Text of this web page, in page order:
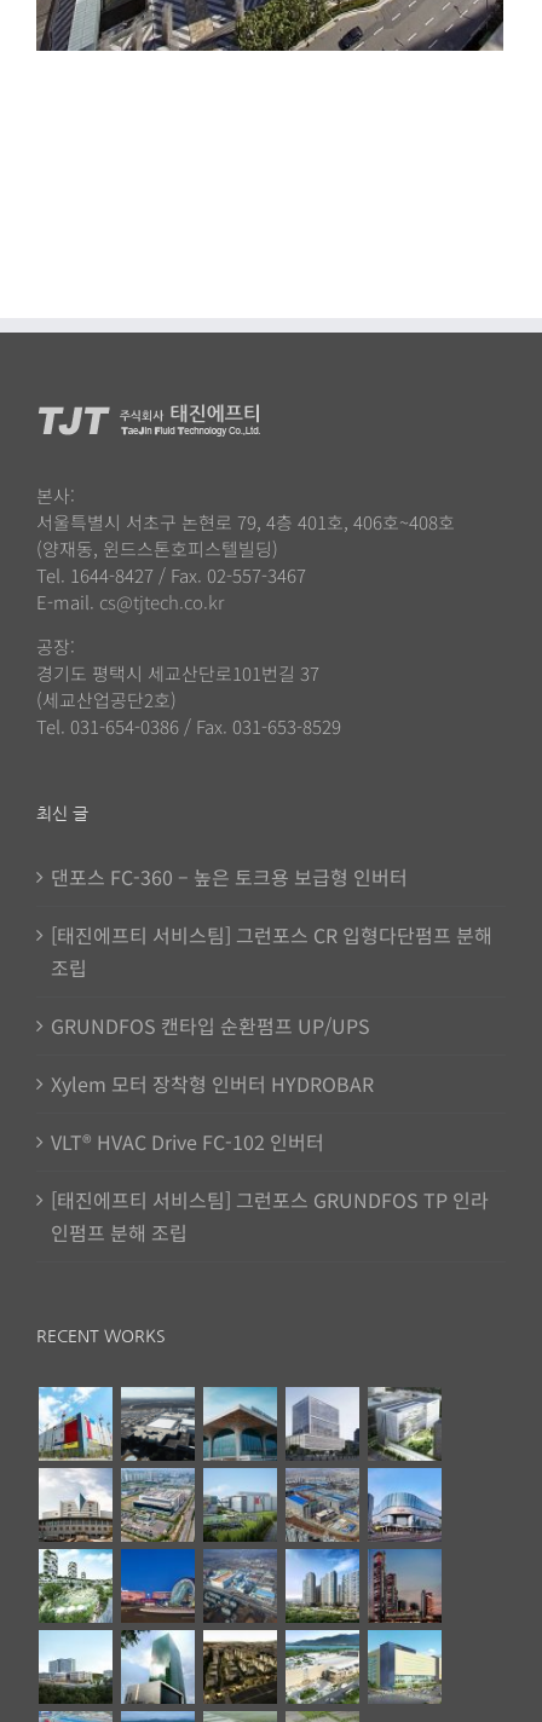
본사:
서울특별시 서초구 논현로 79, 4층 401호, 406호~408호
(양재동, 윈드스톤호피스텔빌딩)
Tel. 1644-8427 / Fax. 02-557-3467
E-mail. cs@tjtech.co.kr
공장:
경기도 평택시 세교산단로101번길 37
(세교산업공단2호)
Tel. 031-654-0386 / Fax. 031-653-8529
최신 글
댄포스 FC-360 – 높은 토크용 보급형 인버터
[태진에프티 서비스팀] 그런포스 CR 입형다단펌프 분해
조립
GRUNDFOS 캔타입 순환펌프 UP/UPS
Xylem 모터 장착형 인버터 HYDROBAR
VLT® HVAC Drive FC-102 인버터
[태진에프티 서비스팀] 그런포스 GRUNDFOS TP 인라
인펌프 분해 조립
RECENT WORKS